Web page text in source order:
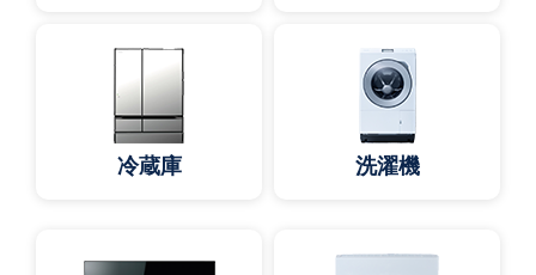
冷蔵庫 洗濯機